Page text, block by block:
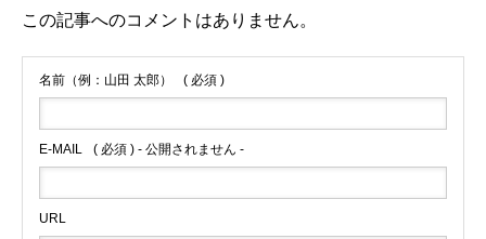
この記事へのコメントはありません。
名前（例：山田 太郎） ( 必須 )
E-MAIL ( 必須 ) - 公開されません -
URL